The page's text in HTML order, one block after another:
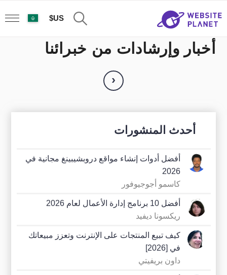
US$
أخبار وإرشادات من خبرائنا
‹
أحدث المنشورات
أفضل أدوات إنشاء مواقع دروبشيبينغ مجانية في
2026
كاسمو أجوجيوفور
أفضل 10 برنامج إدارة الأعمال لعام 2026
ريكسونا ديفيد
كيف تبيع المنتجات على الإنترنت وتعزز مبيعاتك
في [2026]
داون بريفيتي